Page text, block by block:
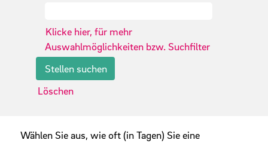
Klicke hier, für mehr
Auswahlmöglichkeiten bzw. Suchfilter
Löschen
Wählen Sie aus, wie oft (in Tagen) Sie eine